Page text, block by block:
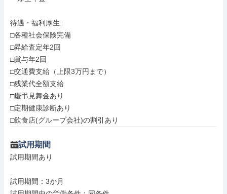
待遇・福利厚生:
□各種社会保険完備
□昇給査定年2回
□賞与年2回
□交通費支給（上限3万円まで）
□残業代全額支給
□慶弔見舞金あり
□定期健康診断あり
□飲食店(グループ会社)の割引あり
試用期間
試用期間あり
試用期間：3か月